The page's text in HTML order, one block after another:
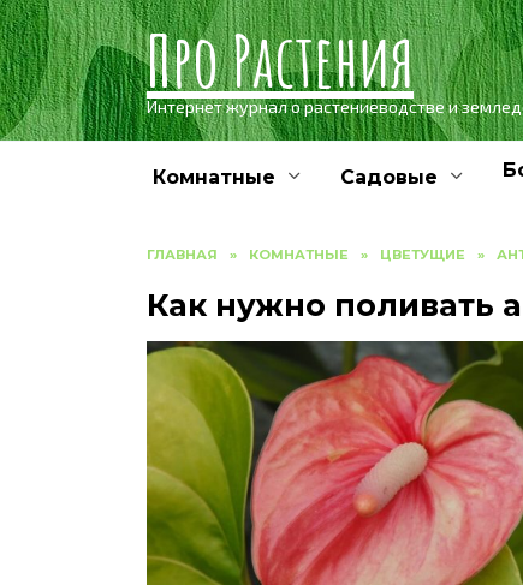
Skip
to
content
Про Растения
Интернет журнал о растениеводстве и
Комнатные Садовые
ГЛАВНАЯ » КОМНАТНЫЕ » ЦВЕТУЩИЕ »
Как нужно поливать